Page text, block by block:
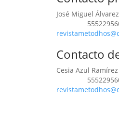
José Miguel
Contacto
Cesia Azul